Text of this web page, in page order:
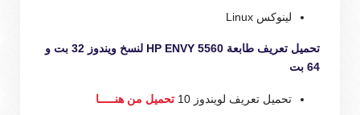
لينوكس Linux
تحميل تعريف طابعة HP ENVY 5560 لنسخ ويندوز 32 بت و
64 بت
تحميل تعريف لويندوز 10
تحميل من هنـــــا